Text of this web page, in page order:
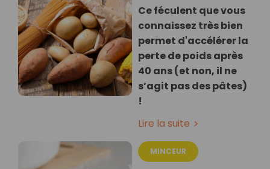
Ce féculent que vous
connaissez très bien
permet d'accélérer la
perte de poids après
40 ans (et non, il ne
s’agit pas des pâtes)
!
Lire la suite
MINCEUR